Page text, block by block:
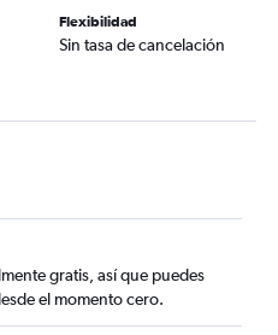
Flexibilidad
Sin tasa de cancelación
gratis, así que puedes
el momento cero.